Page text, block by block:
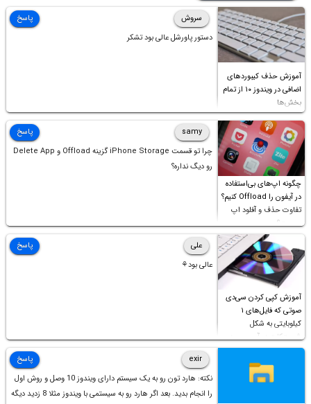
آموزش حذف کیبوردهای
اضافی در ویندوز ۱۰ از تمام
بخش‌ها
سروش
دستور پاورشل عالی بود تشکر
پاسخ
چگونه اپ‌های بی‌استفاده
در آیفون را Offload کنیم؟
تفاوت حذف و آفلود اپ
چیست؟
samy
چرا تو قسمت iPhone Storage گزینه Offload و Delete App
رو دیگ نداره؟
پاسخ
آموزش کپی کردن سی‌دی
صوتی که فایل‌های ۱
کیلوبایتی به شکل
شورت‌کات در آن موجود
است!
علی
عالی بود⚘
پاسخ
exir
نکته: هارد تون رو به یک سیستم دارای ویندوز 10 وصل و روش اول
را انجام بدید. بعد اگر هارد رو به سیستمی با ویندوز مثلا 8 زدید دیگه
پاسخ